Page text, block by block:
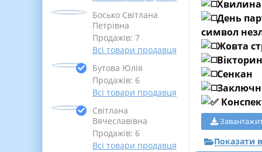
Босько Світлана
Петрівна
Продажів: 7
Всі товари продавця
Бутова Юлія
Продажів: 6
Всі товари продавця
Світлана
Вячеславівна
Продажів: 6
Всі товари продавця
Хвилина
День
символ
Жовта
Сенкан
Показати